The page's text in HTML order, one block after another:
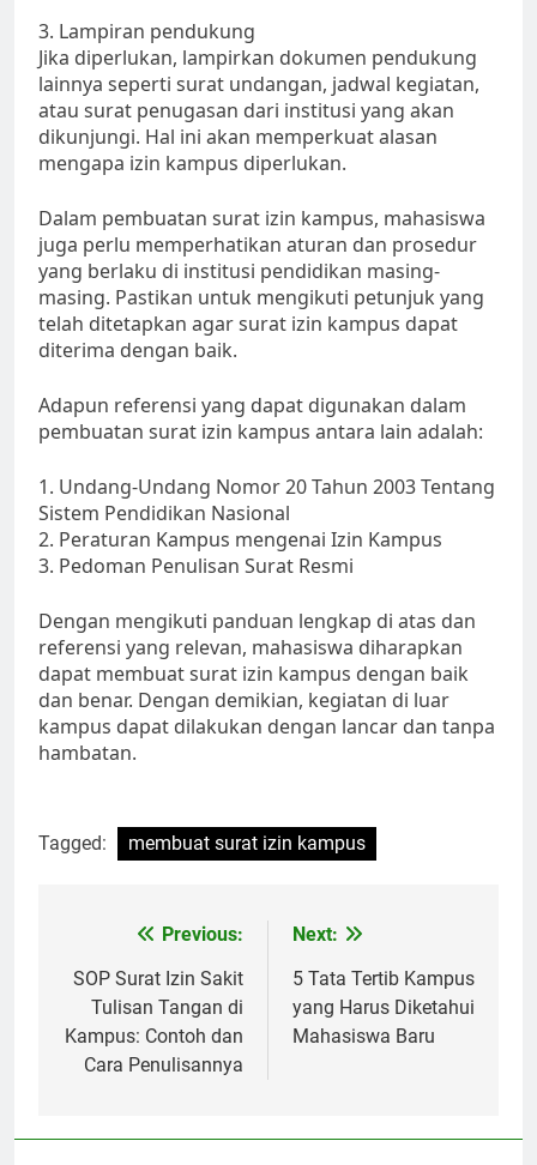
3. Lampiran pendukung
Jika diperlukan, lampirkan dokumen pendukung
lainnya seperti surat undangan, jadwal kegiatan,
atau surat penugasan dari institusi yang akan
dikunjungi. Hal ini akan memperkuat alasan
mengapa izin kampus diperlukan.
Dalam pembuatan surat izin kampus, mahasiswa
juga perlu memperhatikan aturan dan prosedur
yang berlaku di institusi pendidikan masing-
masing. Pastikan untuk mengikuti petunjuk yang
telah ditetapkan agar surat izin kampus dapat
diterima dengan baik.
Adapun referensi yang dapat digunakan dalam
pembuatan surat izin kampus antara lain adalah:
1. Undang-Undang Nomor 20 Tahun 2003 Tentang
Sistem Pendidikan Nasional
2. Peraturan Kampus mengenai Izin Kampus
3. Pedoman Penulisan Surat Resmi
Dengan mengikuti panduan lengkap di atas dan
referensi yang relevan, mahasiswa diharapkan
dapat membuat surat izin kampus dengan baik
dan benar. Dengan demikian, kegiatan di luar
kampus dapat dilakukan dengan lancar dan tanpa
hambatan.
Tagged: membuat surat izin kampus
navigation
Previous:
SOP Surat Izin Sakit
Tulisan Tangan di
Kampus: Contoh dan
Cara Penulisannya
Next:
5 Tata Tertib Kampus
yang Harus Diketahui
Mahasiswa Baru